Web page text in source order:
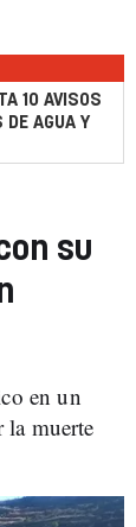
10 AVISOS
AGUA Y
su
en un
muerte